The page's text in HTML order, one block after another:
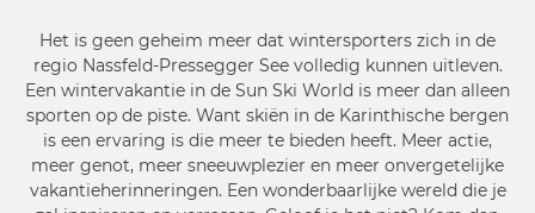
Het is geen geheim meer dat wintersporters zich in de
regio Nassfeld-Pressegger See volledig kunnen uitleven.
Een wintervakantie in de Sun Ski World is meer dan alleen
sporten op de piste. Want skiën in de Karinthische bergen
is een ervaring is die meer te bieden heeft. Meer actie,
meer genot, meer sneeuwplezier en meer onvergetelijke
vakantieherinneringen. Een wonderbaarlijke wereld die je